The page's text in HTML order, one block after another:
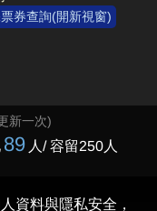
票券查詢(開新視窗)